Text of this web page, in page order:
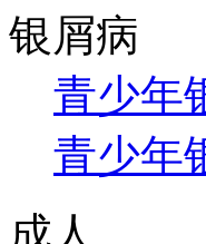
银屑病
青少年
青少年
成人